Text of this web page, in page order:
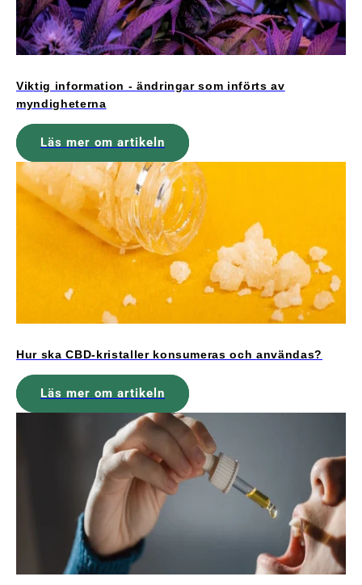
Viktig information - ändringar som införts av
myndigheterna
Läs mer om artikeln
Hur ska CBD-kristaller konsumeras och användas?
Läs mer om artikeln